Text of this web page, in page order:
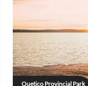
Quetico Provincial Park